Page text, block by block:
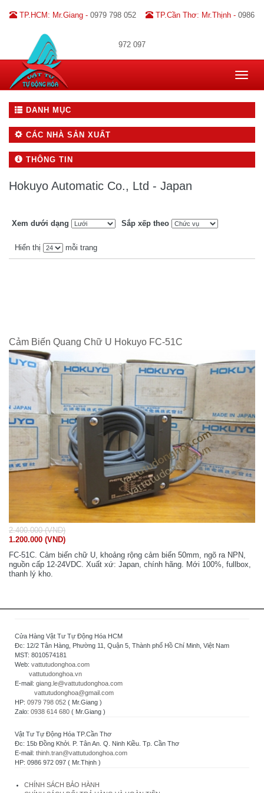
TP.HCM: Mr.Giang - 0979 798 052 TP.Cần Thơ: Mr.Thịnh - 0986
972 097
Toggle
DANH MỤC
CÁC NHÀ SẢN XUẤT
THÔNG TIN
Hokuyo Automatic Co., Ltd - Japan
Xem dưới dạng Sắp xếp theo
Hiển thị mỗi trang
Cảm Biến Quang Chữ U Hokuyo FC-51C
2.400.000 (VND)
1.200.000 (VND)
FC-51C. Cảm biến chữ U, khoảng rộng cảm biến 50mm, ngõ ra NPN,
nguồn cấp 12-24VDC. Xuất xứ: Japan, chính hãng. Mới 100%, fullbox,
thanh lý kho.
Cửa Hàng Vật Tư Tự Động Hóa HCM
Đc: 12/2 Tân Hàng, Phường 11, Quận 5, Thành phố Hồ Chí Minh, Việt Nam
MST: 8010574181
Web: vattutudonghoa.com
vattutudonghoa.vn
E-mail: giang.le@vattutudonghoa.com
vattutudonghoa@gmail.com
HP: 0979 798 052 ( Mr.Giang )
Zalo: 0938 614 680 ( Mr.Giang )
Vật Tư Tự Động Hóa TP.Cần Thơ
Đc: 15b Đồng Khởi. P. Tân An. Q. Ninh Kiều. Tp. Cần Thơ
E-mail: thinh.tran@vattutudonghoa.com
HP: 0986 972 097 ( Mr.Thịnh )
CHÍNH SÁCH BẢO HÀNH